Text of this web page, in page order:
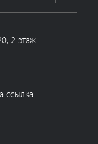
2 этаж
ссылка